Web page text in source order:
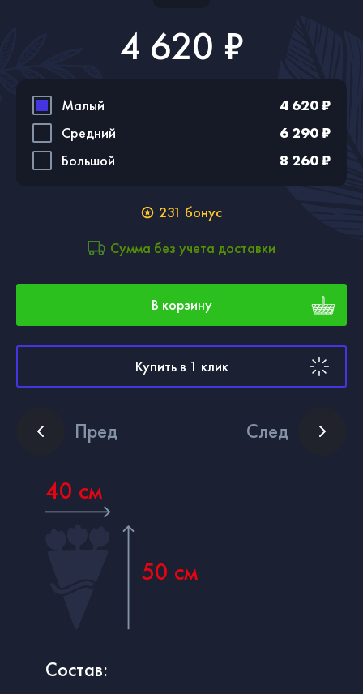
4 620 ₽
Малый
4 620 ₽
Средний
6 290 ₽
Большой
8 260 ₽
231 бонус
Сумма без учета доставки
В корзину
Купить в 1 клик
Пред След
40 см
50 см
Состав: